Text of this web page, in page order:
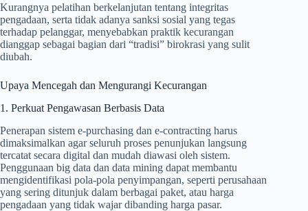
Kurangnya pelatihan berkelanjutan tentang integritas
pengadaan, serta tidak adanya sanksi sosial yang tegas
terhadap pelanggar, menyebabkan praktik kecurangan
dianggap sebagai bagian dari “tradisi” birokrasi yang sulit
diubah.
Upaya Mencegah dan Mengurangi Kecurangan
1. Perkuat Pengawasan Berbasis Data
Penerapan sistem e-purchasing dan e-contracting harus
dimaksimalkan agar seluruh proses penunjukan langsung
tercatat secara digital dan mudah diawasi oleh sistem.
Penggunaan big data dan data mining dapat membantu
mengidentifikasi pola-pola penyimpangan, seperti perusahaan
yang sering ditunjuk dalam berbagai paket, atau harga
pengadaan yang tidak wajar dibanding harga pasar.